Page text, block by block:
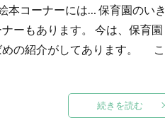
コーナーには… 保育園のいき
ーもあります。 今は、保育園
めの紹介がしてあります。 こ
続きを読む